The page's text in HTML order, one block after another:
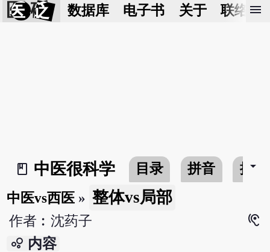
医 砭 数据库 电子书 关于 联络我
menu
book_2
中医很科学 目录 拼音 搜寻
arrow_drop_down
中医vs西医 » 整体vs局部
作者︰沈药子
hearing
bubble_chart 内容